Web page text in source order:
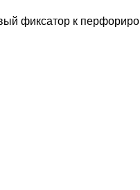
фиксатор к